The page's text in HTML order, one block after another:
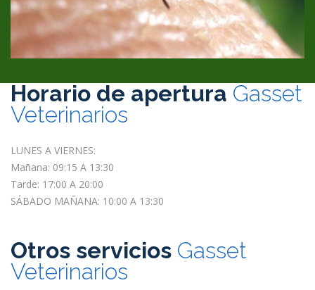
Horario de apertura Gasset
Veterinarios
LUNES A VIERNES:
Mañana: 09:15 A 13:30
Tarde: 17:00 A 20:00
SÁBADO MAÑANA: 10:00 A 13:30
Otros servicios Gasset
Veterinarios